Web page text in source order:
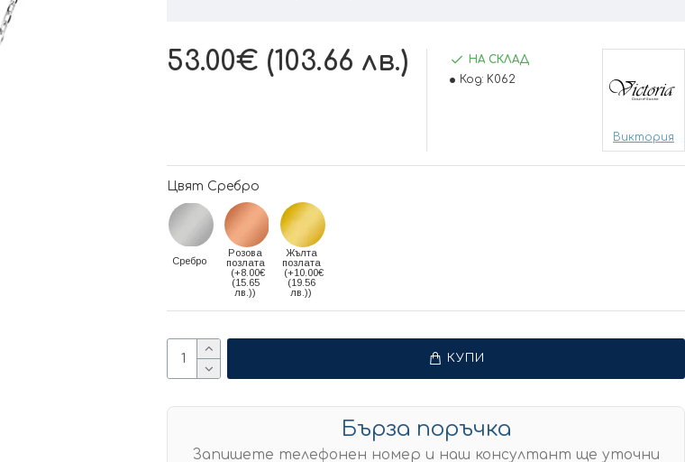
53.00€ (103.66 лв.)
НА СКЛАД
Код: K062
Виктория
Цвят Сребро
Сребро
Розова
позлата
(+8.00€
(15.65
лв.))
Жълта
позлата
(+10.00€
(19.56
лв.))
КУПИ
Бърза поръчка
Запишете телефонен номер и наш консултант ще уточни